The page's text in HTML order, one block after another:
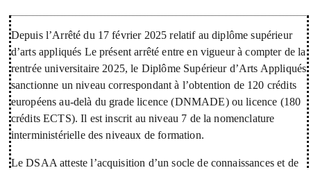
Depuis l’Arrêté du 17 février 2025 relatif au diplôme supérieur
d’arts appliqués Le présent arrêté entre en vigueur à compter de la
rentrée universitaire 2025, le Diplôme Supérieur d’Arts Appliqués
sanctionne un niveau correspondant à l’obtention de 120 crédits
européens au-delà du grade licence (DNMADE) ou licence (180
crédits ECTS). Il est inscrit au niveau 7 de la nomenclature
interministérielle des niveaux de formation.
Le DSAA atteste l’acquisition d’un socle de connaissances et de